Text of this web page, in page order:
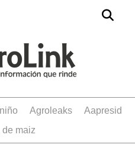
el niño Agroleaks
aapresid
de maiz